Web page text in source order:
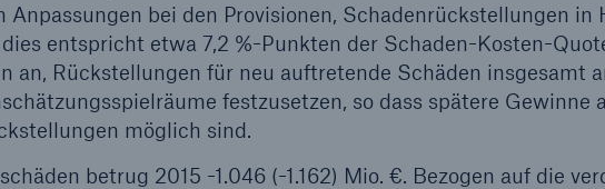
bei den Provisionen, Schadenrückstellungen in
entspricht etwa 7,2 %-Punkten der Schaden-Kosten-
an, Rückstellungen für neu auftretende Schäden insgesamt
festzusetzen, so dass spätere Gewinne
möglich sind.
betrug 2015 -1.046 (-1.162) Mio. €. Bezogen auf die